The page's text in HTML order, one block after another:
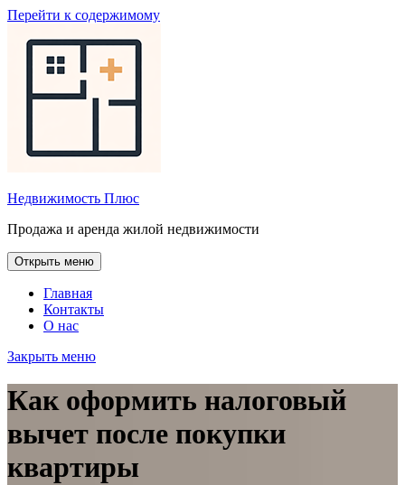
Перейти к содержимому
Недвижимость Плюс
Продажа и аренда жилой недвижимости
Открыть меню
Главная
Контакты
О нас
Закрыть меню
Как оформить налоговый
вычет после покупки
квартиры